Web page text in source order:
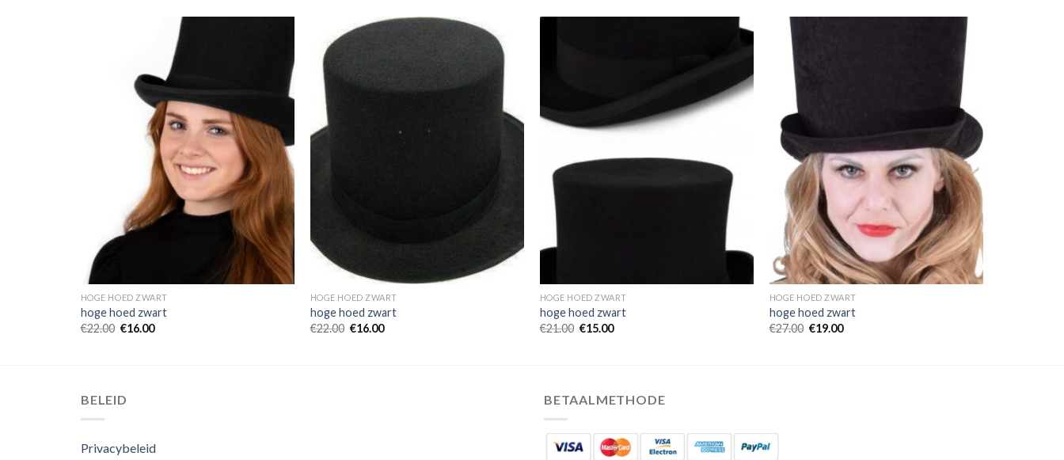
HOGE HOED ZWART
hoge hoed zwart
€22.00 €16.00
HOGE HOED ZWART
hoge hoed zwart
€22.00 €16.00
HOGE HOED ZWART
hoge hoed zwart
€21.00 €15.00
HOGE HOED ZWART
hoge hoed zwart
€27.00 €19.00
BELEID
Privacybeleid
BETAALMETHODE